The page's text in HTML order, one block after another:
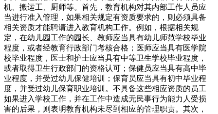
机、搬运工、厨师等。首先，教育机构对其内部工作人员应
当进行准入管理，如果相关规定有资质要求的，则必须具备
相关资质才能聘请进入教育机构工作。例如，根据相关规
定，在幼儿园工作的园长、教师应当具有幼儿师范学校毕业
程度，或者经教育行政部门考核合格；医师应当具有医学院
校毕业程度，医士和护士应当具有中等卫生学校毕业程度，
或者取得卫生行政部门的资格认可；保健员应当具有高中毕
业程度，并受过幼儿保健培训；保育员应当具有初中毕业程
度，并受过幼儿保育职业培训。不具备这些相应资质的员工
如果进入学校工作，并在工作中造成无民事行为能力人受损
害的后果，则表明教育机构未尽到相应的管理职责。其次，